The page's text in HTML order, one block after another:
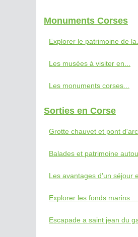
Monuments Corses
Explorer le patrimoine de la...
Les musées à visiter en...
Les monuments corses...
Sorties en Corse
Grotte chauvet et pont
Balades et patrimoine
Les avantages d'un séjour
Explorer les fonds marins :...
Escapade a saint jean du